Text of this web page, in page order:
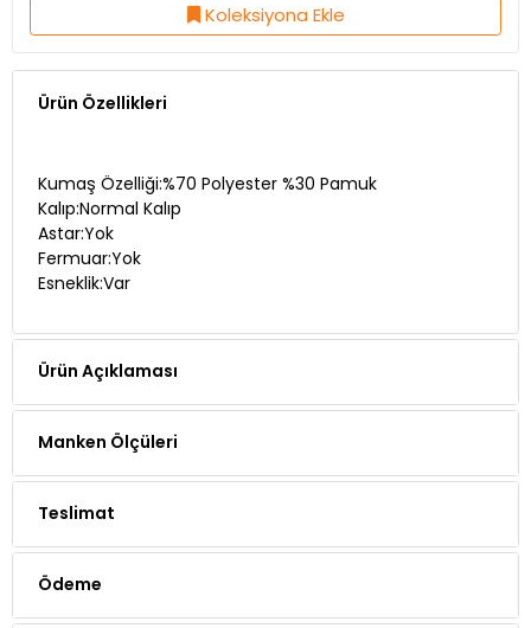
Koleksiyona Ekle
Ürün Özellikleri
Kumaş Özelliği:%70 Polyester %30 Pamuk
Kalıp:Normal Kalıp
Astar:Yok
Fermuar:Yok
Esneklik:Var
Ürün Açıklaması
Manken Ölçüleri
Teslimat
Ödeme